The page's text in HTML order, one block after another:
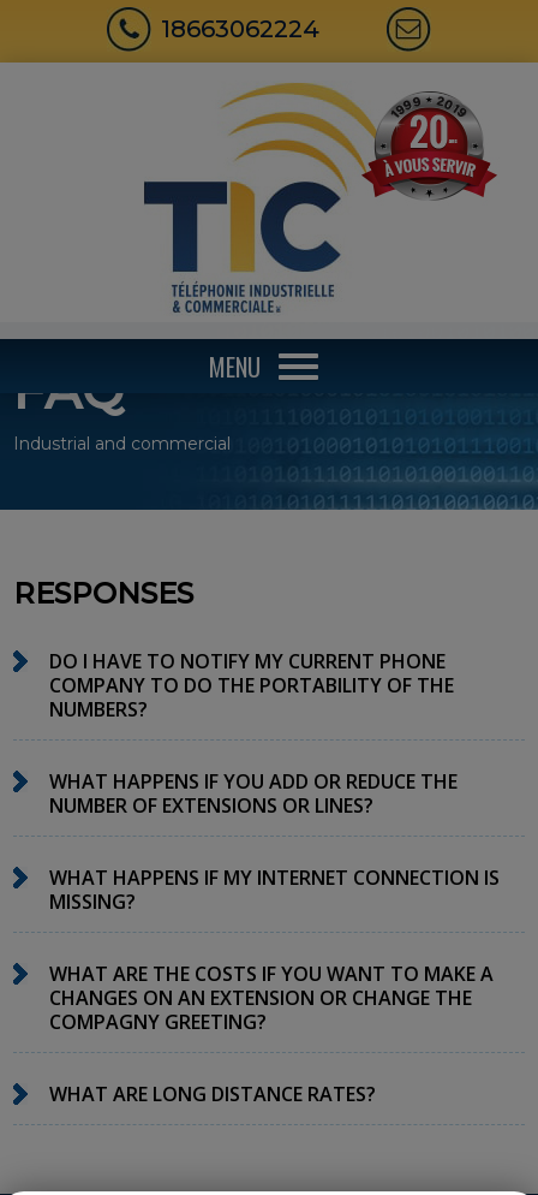
18663062224
MENU
FAQ
Industrial and commercial
RESPONSES
DO I HAVE TO NOTIFY MY CURRENT PHONE
COMPANY TO DO THE PORTABILITY OF THE
NUMBERS?
WHAT HAPPENS IF YOU ADD OR REDUCE THE
NUMBER OF EXTENSIONS OR LINES?
WHAT HAPPENS IF MY INTERNET CONNECTION IS
MISSING?
WHAT ARE THE COSTS IF YOU WANT TO MAKE A
CHANGES ON AN EXTENSION OR CHANGE THE
COMPAGNY GREETING?
WHAT ARE LONG DISTANCE RATES?